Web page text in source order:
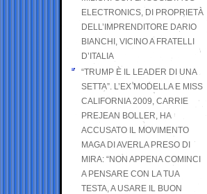
ELECTRONICS, DI PROPRIETÀ
DELL’IMPRENDITORE DARIO
BIANCHI, VICINO A FRATELLI
D’ITALIA
“TRUMP È IL LEADER DI UNA
SETTA”. L’EX MODELLA E MISS
CALIFORNIA 2009, CARRIE
PREJEAN BOLLER, HA
ACCUSATO IL MOVIMENTO
MAGA DI AVERLA PRESO DI
MIRA: “NON APPENA COMINCI
A PENSARE CON LA TUA
TESTA, A USARE IL BUON